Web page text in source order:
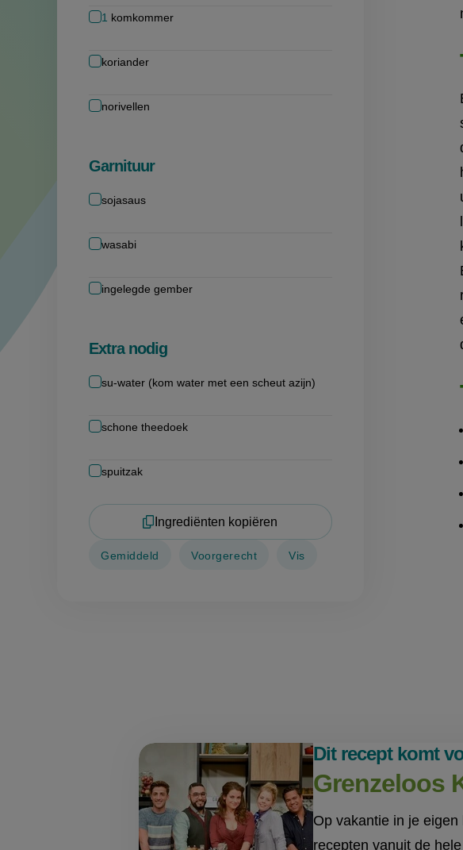
1 komkommer
koriander
norivellen
Garnituur
sojasaus
wasabi
ingelegde gember
Extra nodig
su-water (kom water met een scheut azijn)
schone theedoek
spuitzak
Ingrediënten kopiëren
Gemiddeld Voorgerecht Vis
Dit recept komt
Grenzeloos
Op vakantie in je
recepten vanuit de